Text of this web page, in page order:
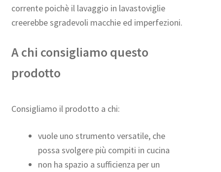
corrente poichè il lavaggio in lavastoviglie
creerebbe sgradevoli macchie ed imperfezioni.
A chi consigliamo questo
prodotto
Consigliamo il prodotto a chi:
vuole uno strumento versatile, che
possa svolgere più compiti in cucina
non ha spazio a sufficienza per un